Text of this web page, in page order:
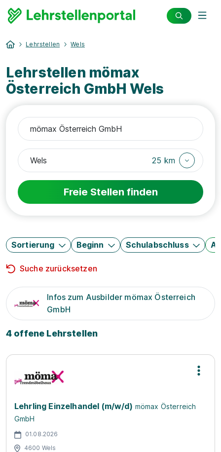
Lehrstellen Wels
Lehrstellen mömax
Österreich GmbH Wels
25 km
Freie Stellen finden
Sortierung Beginn Schulabschluss
Suche zurücksetzen
Infos zum Ausbilder mömax Österreich
GmbH
4 offene Lehrstellen
Lehrling Einzelhandel (m/w/d) mömax Österreich
GmbH
01.08.2026
4600 Wels